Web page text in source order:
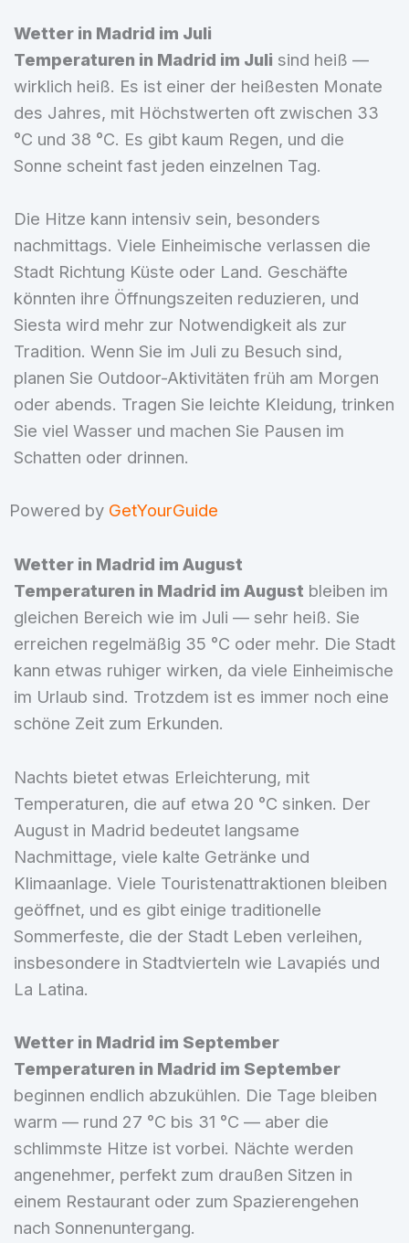
Wetter in Madrid im Juli
Temperaturen in Madrid im Juli sind heiß —
wirklich heiß. Es ist einer der heißesten Monate
des Jahres, mit Höchstwerten oft zwischen 33
°C und 38 °C. Es gibt kaum Regen, und die
Sonne scheint fast jeden einzelnen Tag.
Die Hitze kann intensiv sein, besonders
nachmittags. Viele Einheimische verlassen die
Stadt Richtung Küste oder Land. Geschäfte
könnten ihre Öffnungszeiten reduzieren, und
Siesta wird mehr zur Notwendigkeit als zur
Tradition. Wenn Sie im Juli zu Besuch sind,
planen Sie Outdoor-Aktivitäten früh am Morgen
oder abends. Tragen Sie leichte Kleidung, trinken
Sie viel Wasser und machen Sie Pausen im
Schatten oder drinnen.
Powered by GetYourGuide
Wetter in Madrid im August
Temperaturen in Madrid im August bleiben im
gleichen Bereich wie im Juli — sehr heiß. Sie
erreichen regelmäßig 35 °C oder mehr. Die Stadt
kann etwas ruhiger wirken, da viele Einheimische
im Urlaub sind. Trotzdem ist es immer noch eine
schöne Zeit zum Erkunden.
Nachts bietet etwas Erleichterung, mit
Temperaturen, die auf etwa 20 °C sinken. Der
August in Madrid bedeutet langsame
Nachmittage, viele kalte Getränke und
Klimaanlage. Viele Touristenattraktionen bleiben
geöffnet, und es gibt einige traditionelle
Sommerfeste, die der Stadt Leben verleihen,
insbesondere in Stadtvierteln wie Lavapiés und
La Latina.
Wetter in Madrid im September
Temperaturen in Madrid im September
beginnen endlich abzukühlen. Die Tage bleiben
warm — rund 27 °C bis 31 °C — aber die
schlimmste Hitze ist vorbei. Nächte werden
angenehmer, perfekt zum draußen Sitzen in
einem Restaurant oder zum Spazierengehen
nach Sonnenuntergang.